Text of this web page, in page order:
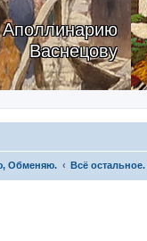
Аполлинарию
Васнецову
Обменяю. Всё